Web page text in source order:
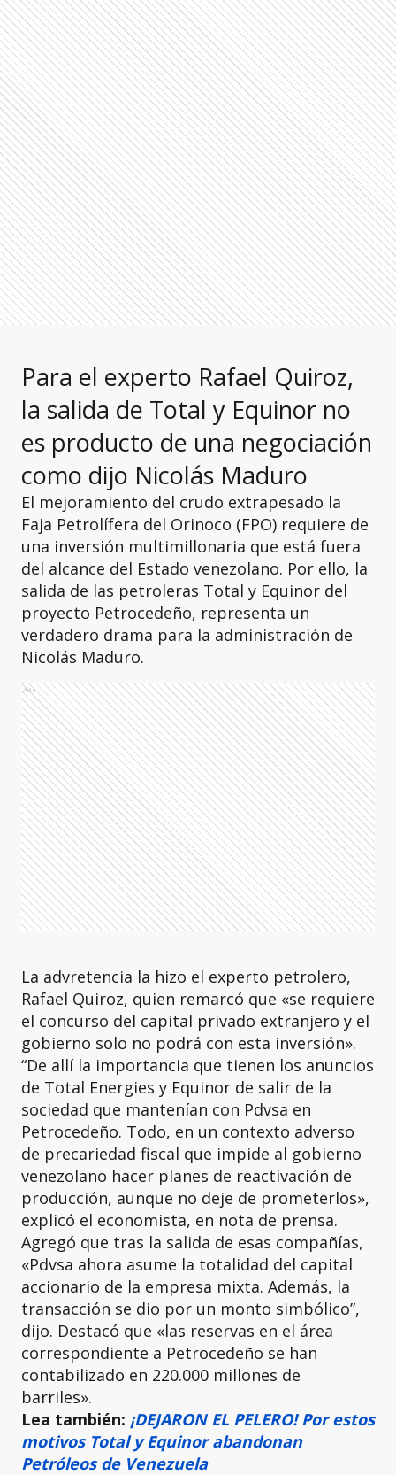
Para el experto Rafael Quiroz,
la salida de Total y Equinor no
es producto de una negociación
como dijo Nicolás Maduro
El mejoramiento del crudo extrapesado la
Faja Petrolífera del Orinoco (FPO) requiere de
una inversión multimillonaria que está fuera
del alcance del Estado venezolano. Por ello, la
salida de las petroleras Total y Equinor del
proyecto Petrocedeño, representa un
verdadero drama para la administración de
Nicolás Maduro.
Ads
La advretencia la hizo el experto petrolero,
Rafael Quiroz, quien remarcó que «se requiere
el concurso del capital privado extranjero y el
gobierno solo no podrá con esta inversión».
“De allí la importancia que tienen los anuncios
de Total Energies y Equinor de salir de la
sociedad que mantenían con Pdvsa en
Petrocedeño. Todo, en un contexto adverso
de precariedad fiscal que impide al gobierno
venezolano hacer planes de reactivación de
producción, aunque no deje de prometerlos»,
explicó el economista, en nota de prensa.
Agregó que tras la salida de esas compañías,
«Pdvsa ahora asume la totalidad del capital
accionario de la empresa mixta. Además, la
transacción se dio por un monto simbólico”,
dijo. Destacó que «las reservas en el área
correspondiente a Petrocedeño se han
contabilizado en 220.000 millones de
barriles».
Lea también: ¡DEJARON EL PELERO! Por estos
motivos Total y Equinor abandonan
Petróleos de Venezuela